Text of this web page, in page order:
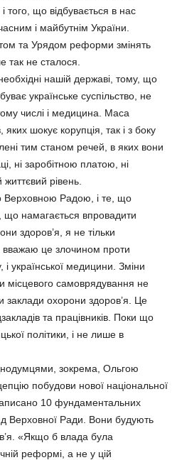
того, що відбувається в нас
і майбутнім України.
та Урядом реформи змінять
так не сталося.
нашій державі, тому, що
українське суспільство, не
числі і медицина. Маса
яких шокує корупція, так і з боку
тим станом речей, в яких вони
ні заробітною платою, ні
рівень.
Верховною Радою, і те, що
що намагається впровадити
здоров’я, я не тільки
вважаю це злочином проти
і української медицини. Зміни
місцевого самоврядування не
заклади охорони здоров’я. Це
та працівників. Поки що
політики, і не лише в
зокрема, Ольгою
побудови нової національної
10 фундаментальних
Верховної Ради. Вони будують
«Якщо б влада була
реформі, а не у цій